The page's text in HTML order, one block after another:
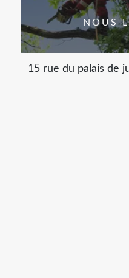
NOUS
15 rue du palais de